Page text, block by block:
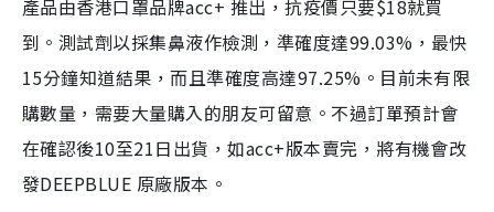
產品由香港口罩品牌acc+ 推出，抗疫價只要$18就買
到。測試劑以採集鼻液作檢測，準確度達99.03%，最快
15分鐘知道結果，而且準確度高達97.25%。目前未有限
購數量，需要大量購入的朋友可留意。不過訂單預計會
在確認後10至21日出貨，如acc+版本賣完，將有機會改
發DEEPBLUE 原廠版本。